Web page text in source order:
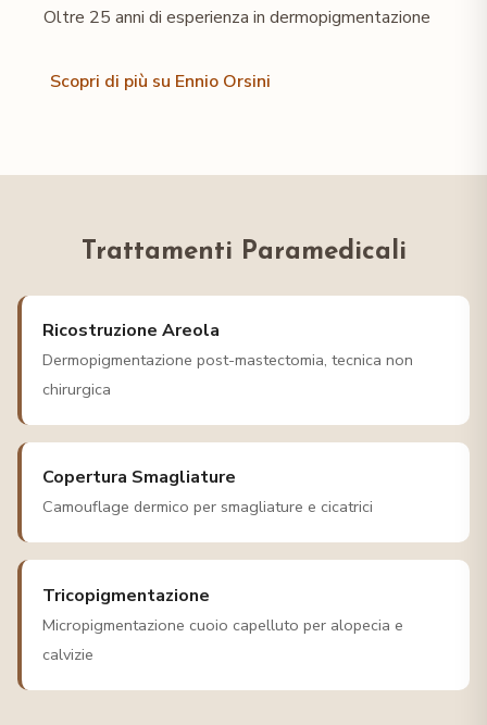
Oltre 25 anni di esperienza in dermopigmentazione
Scopri di più su Ennio Orsini
Trattamenti Paramedicali
Ricostruzione Areola
Dermopigmentazione post-mastectomia, tecnica non
chirurgica
Copertura Smagliature
Camouflage dermico per smagliature e cicatrici
Tricopigmentazione
Micropigmentazione cuoio capelluto per alopecia e
calvizie